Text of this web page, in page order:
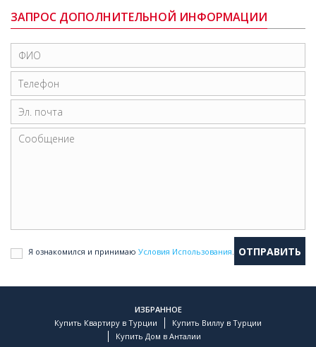
ЗАПРОС ДОПОЛНИТЕЛЬНОЙ ИНФОРМАЦИИ
Я ознакомился и принимаю Условия Использования
ИЗБРАННОЕ
Купить Квартиру в Турции
Купить Виллу в Турции
Купить Дом в Анталии